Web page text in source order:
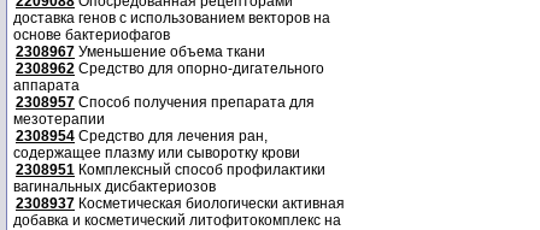
доставка генов с использованием векторов на
основе бактериофагов
2308967 Уменьшение объема ткани
2308962 Средство для опорно-дигательного
аппарата
2308957 Способ получения препарата для
мезотерапии
2308954 Средство для лечения ран,
содержащее плазму или сыворотку крови
2308951 Комплексный способ профилактики
вагинальных дисбактериозов
2308937 Косметическая биологически активная
добавка и косметический литофитокомплекс на